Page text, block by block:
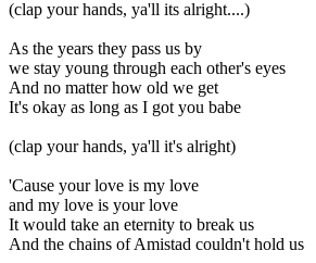
(clap your hands, ya'll its alright....)
As the years they pass us by
we stay young through each other's eyes
And no matter how old we get
It's okay as long as I got you babe
(clap your hands, ya'll it's alright)
'Cause your love is my love
and my love is your love
It would take an eternity to break us
And the chains of Amistad couldn't hold us